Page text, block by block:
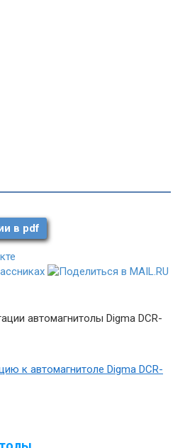
в pdf
автомагнитолы Digma DCR-
к автомагнитоле Digma DCR-